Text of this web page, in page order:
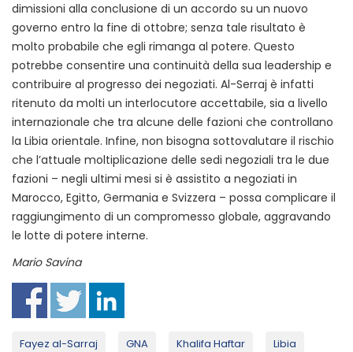
dimissioni alla conclusione di un accordo su un nuovo
governo entro la fine di ottobre; senza tale risultato è
molto probabile che egli rimanga al potere. Questo
potrebbe consentire una continuità della sua leadership e
contribuire al progresso dei negoziati. Al-Serraj è infatti
ritenuto da molti un interlocutore accettabile, sia a livello
internazionale che tra alcune delle fazioni che controllano
la Libia orientale. Infine, non bisogna sottovalutare il rischio
che l’attuale moltiplicazione delle sedi negoziali tra le due
fazioni – negli ultimi mesi si è assistito a negoziati in
Marocco, Egitto, Germania e Svizzera – possa complicare il
raggiungimento di un compromesso globale, aggravando
le lotte di potere interne.
Mario Savina
Fayez al-Sarraj GNA Khalifa Haftar Libia